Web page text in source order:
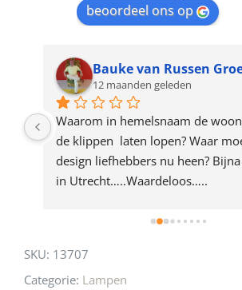
product
beoordeel ons op
Bauke van Russen
12 maanden geleden
Waarom in hemelsnaam de
de klippen  laten lopen? Waar
design liefhebbers nu heen?
in Utrecht…..Waardeloos…..
SKU: 13707
Categorie: Lampen